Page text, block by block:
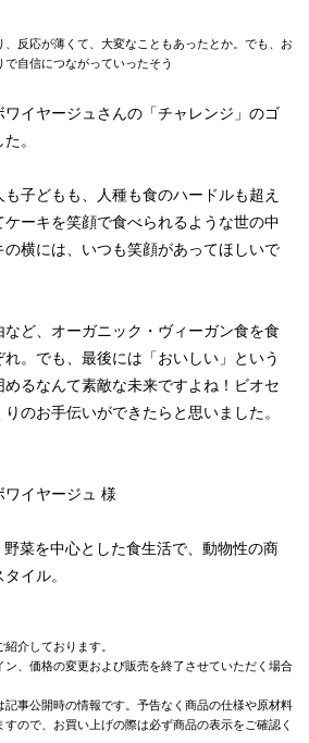
反応が薄くて、大変なこともあったとか。でも、お
自信につながっていったそう
イヤージュさんの「チャレンジ」のゴ
。
も子どもも、人種も食のハードルも超え
ーキを笑顔で食べられるような世の中
横には、いつも笑顔があってほしいで
ど、オーガニック・ヴィーガン食を食
。でも、最後には「おいしい」という
るなんて素敵な未来ですよね！ビオセ
のお手伝いができたらと思いました。
イヤージュ 様
野菜を中心とした食生活で、動物性の商
イル。
介しております。
、価格の変更および販売を終了させていただく場合
事公開時の情報です。予告なく商品の仕様や原材料
ので、お買い上げの際は必ず商品の表示をご確認く